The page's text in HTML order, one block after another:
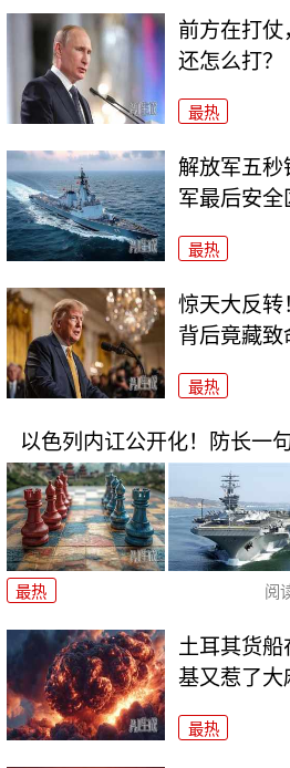
前方在打仗
还怎么打？
最热
解放军五秒
军最后安全
最热
惊天大反转
背后竟藏致
最热
以色列内讧公开化！防长一
最热 阅
土耳其货
基又惹了大
最热